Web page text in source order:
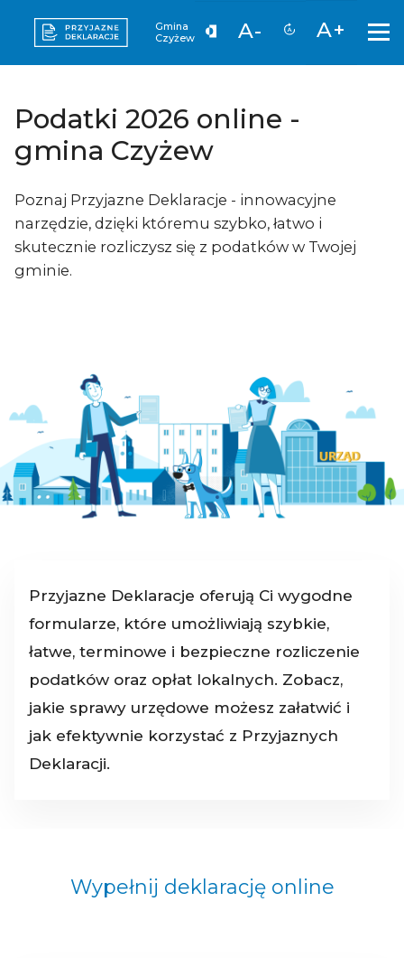
Gmina
Czyżew
A- A+
Podatki 2026 online -
gmina Czyżew
Poznaj Przyjazne Deklaracje - innowacyjne
narzędzie, dzięki któremu szybko, łatwo i
skutecznie rozliczysz się z podatków w Twojej
gminie.
Przyjazne Deklaracje oferują Ci wygodne
formularze, które umożliwiają szybkie,
łatwe, terminowe i bezpieczne rozliczenie
podatków oraz opłat lokalnych. Zobacz,
jakie sprawy urzędowe możesz załatwić i
jak efektywnie korzystać z Przyjaznych
Deklaracji.
Wypełnij deklarację online